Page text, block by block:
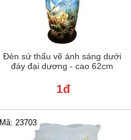
Đèn sứ thấu vẽ ánh sáng dưới
đáy đại dương - cao 62cm
1đ
Mã: 23703